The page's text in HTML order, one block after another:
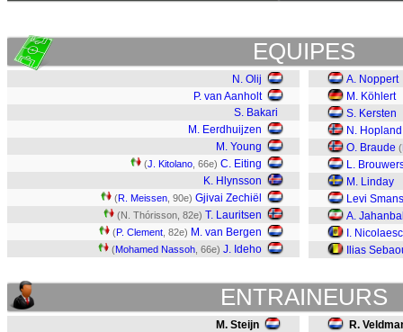
EQUIPES
N. Olij
P. van Aanholt
S. Bakari
M. Eerdhuijzen
M. Young
(J. Kitolano , 66e) C. Eiting
K. Hlynsson
(R. Meissen , 90e) Gjivai Zechiël
(N. Thórisson, 82e) T. Lauritsen
(P. Clement , 82e) M. van Bergen
(Mohamed Nassoh , 66e) J. Ideho
A. Noppert
M. Köhlert
S. Kersten
N. Hopland
O. Braude (
L.
M. Linday
Levi Smans
A.
I.
Ilias
ENTRAINEURS
M. Steijn R.